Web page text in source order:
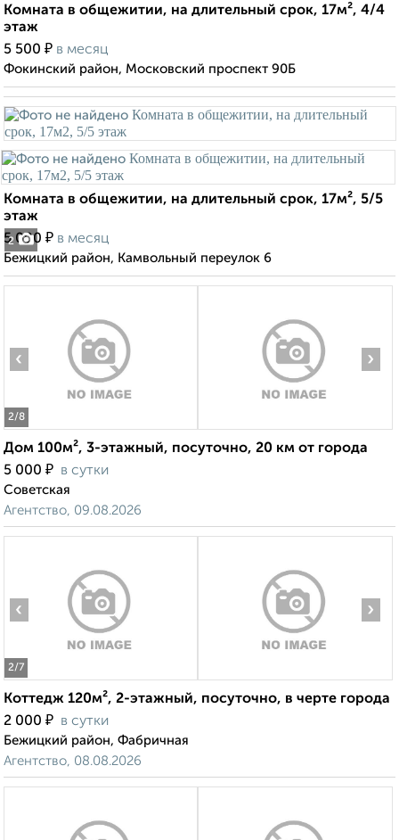
Комната в общежитии, на длительный срок, 17м², 4/4
этаж
5 500 ₽ в месяц
Фокинский район, Московский проспект 90Б
2
Комната в общежитии, на длительный срок, 17м², 5/5
этаж
5 000 ₽ в месяц
Бежицкий район, Камвольный переулок 6
2/8
‹ ›
Дом 100м², 3-этажный, посуточно, 20 км от города
5 000 ₽ в сутки
Советская
Агентство, 09.08.2026
2/7
‹ ›
Коттедж 120м², 2-этажный, посуточно, в черте города
2 000 ₽ в сутки
Бежицкий район, Фабричная
Агентство, 08.08.2026